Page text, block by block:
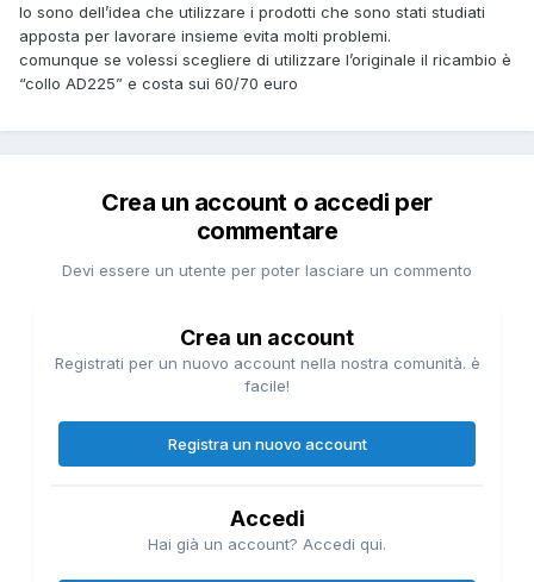
Io sono dell’idea che utilizzare i prodotti che sono stati studiati
apposta per lavorare insieme evita molti problemi.
comunque se volessi scegliere di utilizzare l’originale il ricambio è
“collo AD225” e costa sui 60/70 euro
Crea un account o accedi per
commentare
Devi essere un utente per poter lasciare un commento
Crea un account
Registrati per un nuovo account nella nostra comunità. è
facile!
Registra un nuovo account
Accedi
Hai già un account? Accedi qui.